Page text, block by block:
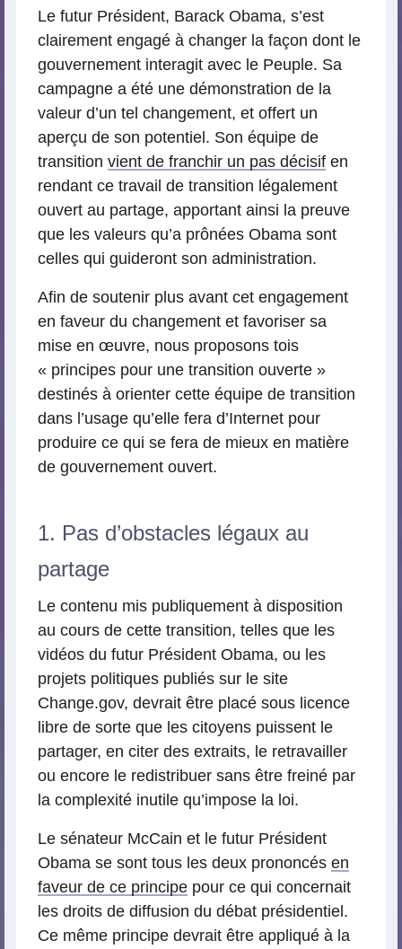
Le futur Président, Barack Obama, s’est
clairement engagé à changer la façon dont le
gouvernement interagit avec le Peuple. Sa
campagne a été une démonstration de la
valeur d’un tel changement, et offert un
aperçu de son potentiel. Son équipe de
transition vient de franchir un pas décisif en
rendant ce travail de transition légalement
ouvert au partage, apportant ainsi la preuve
que les valeurs qu’a prônées Obama sont
celles qui guideront son administration.
Afin de soutenir plus avant cet engagement
en faveur du changement et favoriser sa
mise en œuvre, nous proposons tois
« principes pour une transition ouverte »
destinés à orienter cette équipe de transition
dans l’usage qu’elle fera d’Internet pour
produire ce qui se fera de mieux en matière
de gouvernement ouvert.
1. Pas d’obstacles légaux au
partage
Le contenu mis publiquement à disposition
au cours de cette transition, telles que les
vidéos du futur Président Obama, ou les
projets politiques publiés sur le site
Change.gov, devrait être placé sous licence
libre de sorte que les citoyens puissent le
partager, en citer des extraits, le retravailler
ou encore le redistribuer sans être freiné par
la complexité inutile qu’impose la loi.
Le sénateur McCain et le futur Président
Obama se sont tous les deux prononcés en
faveur de ce principe pour ce qui concernait
les droits de diffusion du débat présidentiel.
Ce même principe devrait être appliqué à la